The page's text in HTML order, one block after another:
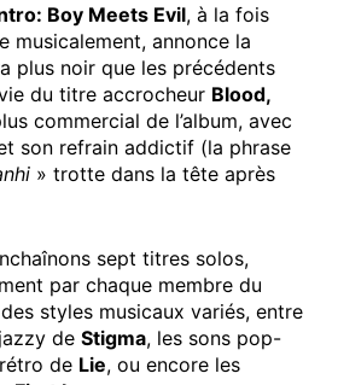
Boy Meets Evil, à la fois
musicalement, annonce la
plus noir que les précédents
du titre accrocheur Blood,
commercial de l’album, avec
son refrain addictif (la phrase
» trotte dans la tête après
sept titres solos,
par chaque membre du
styles musicaux variés, entre
de Stigma, les sons pop-
de Lie, ou encore les